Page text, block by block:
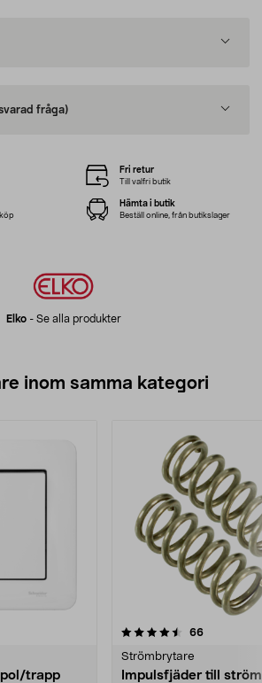
fråga)
Elko - Se alla produkter
Fri retur
Till valfri butik
Hämta i butik
Beställ online, från butikslager
inom samma kategori
trapp
66recensioner
Strömbrytare
Impulsfjäder till
4.5 av 5 stjärnor